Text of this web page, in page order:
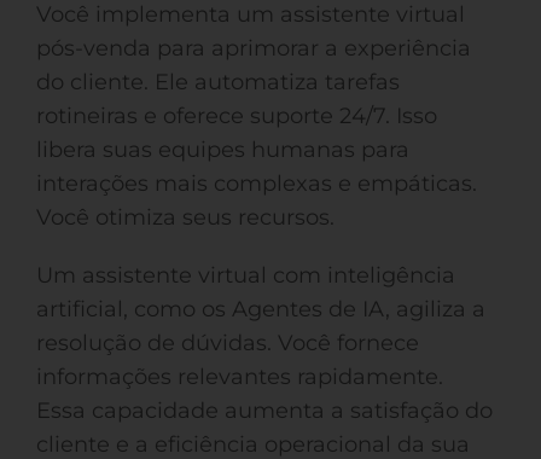
Você implementa um assistente virtual
pós-venda para aprimorar a experiência
do cliente. Ele automatiza tarefas
rotineiras e oferece suporte 24/7. Isso
libera suas equipes humanas para
interações mais complexas e empáticas.
Você otimiza seus recursos.
Um assistente virtual com inteligência
artificial, como os Agentes de IA, agiliza a
resolução de dúvidas. Você fornece
informações relevantes rapidamente.
Essa capacidade aumenta a satisfação do
cliente e a eficiência operacional da sua